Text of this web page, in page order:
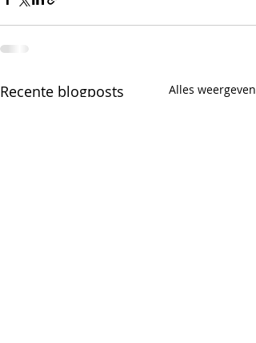
Recente blogposts Alles weergeven